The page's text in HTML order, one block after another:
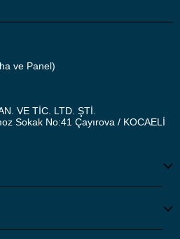
ve Panel)
VE TİC. LTD. ŞTİ.
Sokak No:41 Çayırova / KOCAELİ